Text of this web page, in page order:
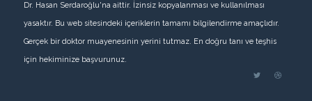
Dr. Hasan Serdaroğlu'na aittir. İzinsiz kopyalanması ve kullanılması
yasaktır. Bu web sitesindeki içeriklerin tamamı bilgilendirme amaçlıdır.
Gerçek bir doktor muayenesinin yerini tutmaz. En doğru tanı ve teşhis
için hekiminize başvurunuz.